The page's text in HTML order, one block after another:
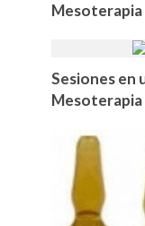
Sesiones en
Mesoterapia